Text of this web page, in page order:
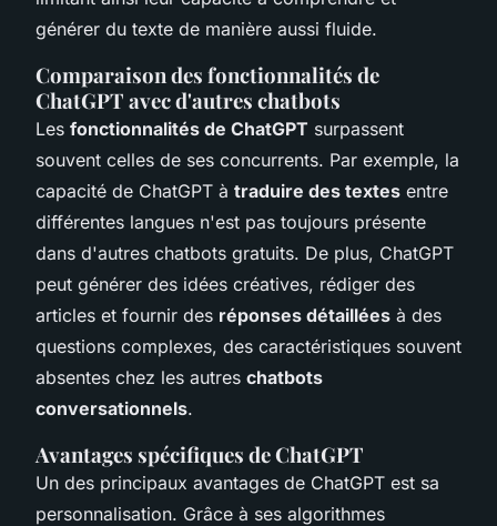
générer du texte de manière aussi fluide.
Comparaison des fonctionnalités de
ChatGPT avec d'autres chatbots
Les fonctionnalités de ChatGPT surpassent
souvent celles de ses concurrents. Par exemple, la
capacité de ChatGPT à traduire des textes entre
différentes langues n'est pas toujours présente
dans d'autres chatbots gratuits. De plus, ChatGPT
peut générer des idées créatives, rédiger des
articles et fournir des réponses détaillées à des
questions complexes, des caractéristiques souvent
absentes chez les autres chatbots
conversationnels.
Avantages spécifiques de ChatGPT
Un des principaux avantages de ChatGPT est sa
personnalisation. Grâce à ses algorithmes